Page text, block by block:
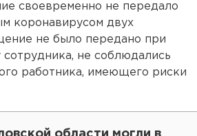
своевременно не передало
коронавирусом двух
не было передано при
не соблюдались
работника, имеющего риски